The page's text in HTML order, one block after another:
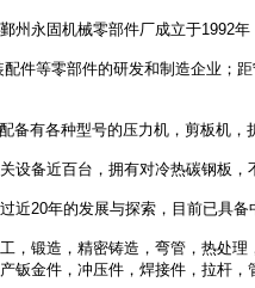
州永固机械零部件厂成立于1992
配件等零部件的研发和制造企业；
备有各种型号的压力机，剪板机，
关设备近百台，拥有对冷热碳钢板
近20年的发展与探索，目前已具
，锻造，精密铸造，弯管，热处理
钣金件，冲压件，焊接件，拉杆